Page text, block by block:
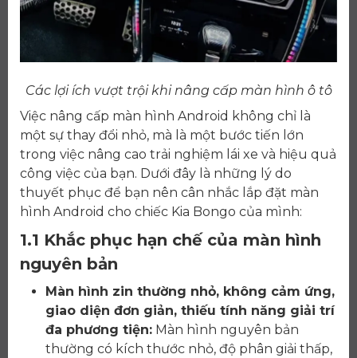
Các lợi ích vượt trội khi nâng cấp màn hình ô tô
Việc nâng cấp màn hình Android không chỉ là
một sự thay đổi nhỏ, mà là một bước tiến lớn
trong việc nâng cao trải nghiệm lái xe và hiệu quả
công việc của bạn. Dưới đây là những lý do
thuyết phục để bạn nên cân nhắc lắp đặt màn
hình Android cho chiếc Kia Bongo của mình:
1.1 Khắc phục hạn chế của màn hình
nguyên bản
Màn hình zin thường nhỏ, không cảm ứng,
giao diện đơn giản, thiếu tính năng giải trí
đa phương tiện: Màn hình nguyên bản
thường có kích thước nhỏ, độ phân giải thấp,